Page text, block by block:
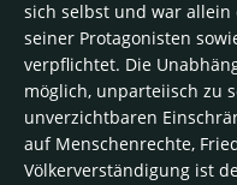
sich selbst und war allein
seiner Protagonisten
verpflichtet. Die
möglich, unparteiisch zu
unverzichtbaren
auf Menschenrechte,
Völkerverständigung ist